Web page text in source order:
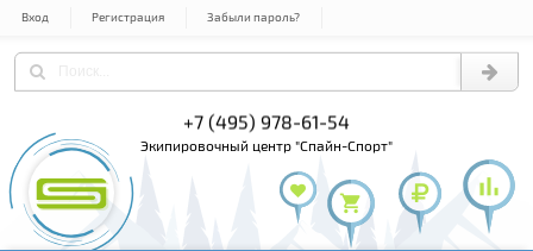
Вход Регистрация Забыли пароль?
+7 (495) 978-61-54
экипировочный центр "Спайн-Спорт"